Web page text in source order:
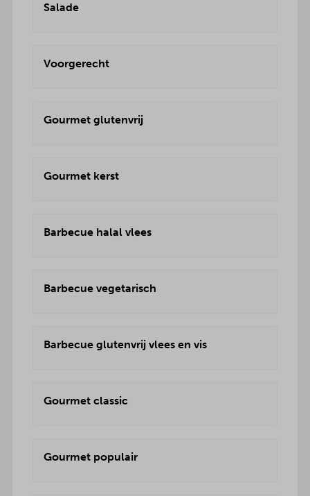
Salade
Voorgerecht
Gourmet glutenvrij
Gourmet kerst
Barbecue halal vlees
Barbecue vegetarisch
Barbecue glutenvrij vlees en vis
Gourmet classic
Gourmet populair